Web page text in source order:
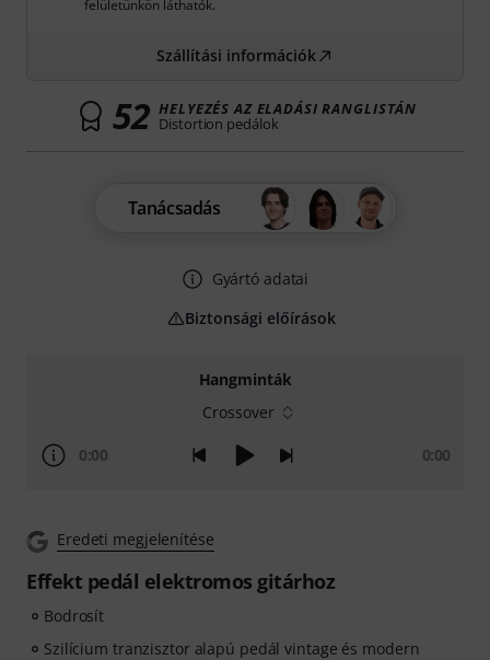
Hangminták
Crossover
0:00 0:00
Eredeti megjelenítése
Effekt pedál elektromos gitárhoz
Bodrosít
Szilícium tranzisztor alapú pedál vintage és modern
felületünkön láthatók.
Szállítási információk
52 HELYEZÉS AZ ELADÁSI RANGLISTÁN
Distortion pedálok
Tanácsadás
Gyártó adatai
Biztonsági előírások